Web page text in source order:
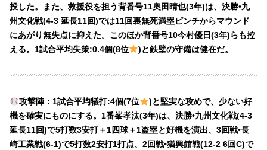
投した。また、救援役を担う背番号11奥田晴也(3年)は、決勝•九
州文化戦(4-3 延長11回)では11回裏無死満塁ピンチからマウンド
にあがり無失点に抑えた。このほか背番号10今村優日(3年)らも控
える。1試合平均失策:0.4個(8位
)と鉄壁の守備は健在だ。
攻撃陣：1試合平均犠打:4個(7位
)と堅実な攻めで、少ない好
機を確実にものにする。1番峯孝汰(3年)は、決勝•九州文化戦(4-3
延長11回)で5打数3安打＋1四球＋1盗塁と好機を演出、3回戦•長
崎工業戦(6-1)で5打数2安打1打点、2回戦•猶興館戦(12-2 6回C)で